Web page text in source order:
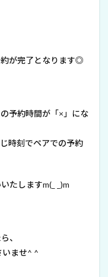
が完了となります◎
予約時間が「×」にな
時刻でペアでの予約
たしますm(_ _)m
、
いませ^ ^